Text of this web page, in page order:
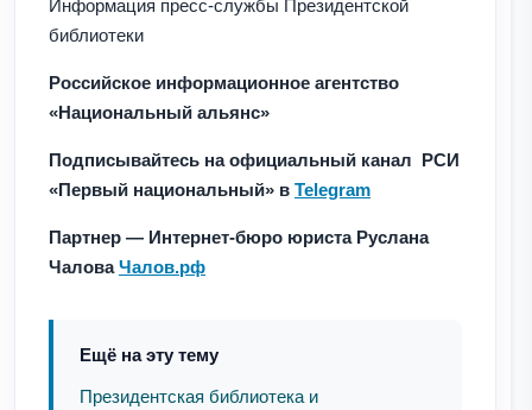
Информация пресс-службы Президентской
библиотеки
Российское информационное агентство
«Национальный альянс»
Подписывайтесь на официальный канал РСИ
«Первый национальный» в Telegram
Партнер — Интернет-бюро юриста Руслана
ЧаловаЧалов.рф
Ещё на эту тему
Президентская библиотека и